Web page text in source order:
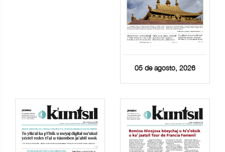
05 de agosto, 2026